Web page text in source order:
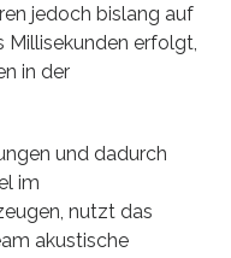
jedoch bislang auf
Millisekunden erfolgt,
in der
und dadurch
im
nutzt das
akustische